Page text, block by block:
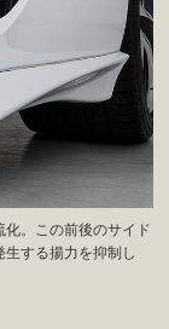
。この前後のサイド
する揚力を抑制し